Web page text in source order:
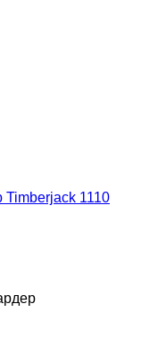
1110